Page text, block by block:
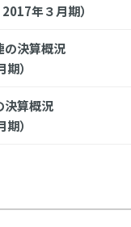
年３月期）
の決算概況
）
決算概況
）